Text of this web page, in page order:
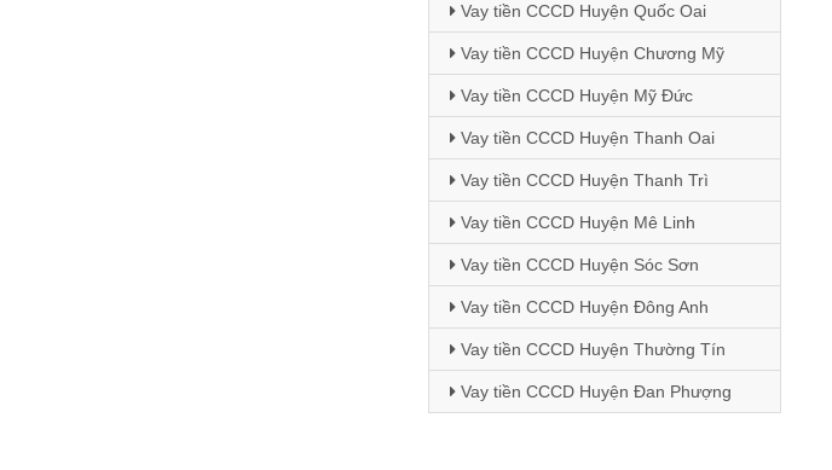
Vay tiền CCCD Huyện Quốc Oai
Vay tiền CCCD Huyện Chương Mỹ
Vay tiền CCCD Huyện Mỹ Đức
Vay tiền CCCD Huyện Thanh Oai
Vay tiền CCCD Huyện Thanh Trì
Vay tiền CCCD Huyện Mê Linh
Vay tiền CCCD Huyện Sóc Sơn
Vay tiền CCCD Huyện Đông Anh
Vay tiền CCCD Huyện Thường Tín
Vay tiền CCCD Huyện Đan Phượng